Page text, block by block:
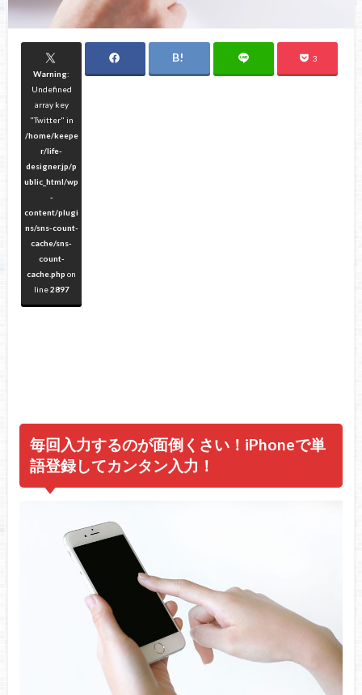
Warning:
Undefined
array key
"Twitter" in
/home/keepe
r/life-
designer.jp/p
ublic_html/wp
-
content/plugi
ns/sns-count-
cache/sns-
count-
cache.php on
line2897
3
毎回入力するのが面倒くさい！iPhoneで単
語登録してカンタン入力！